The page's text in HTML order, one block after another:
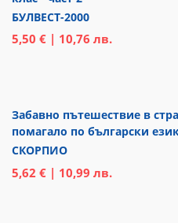
БУЛВЕСТ-2000
5,50 € | 10,76 лв.
Забавно пътешествие в
помагало по български
СКОРПИО
5,62 € | 10,99 лв.